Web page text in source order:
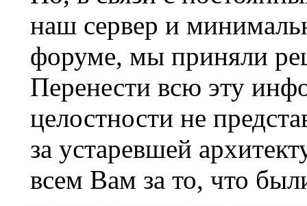
наш сервер и
форуме, мы приняли
Перенести всю эту
целостности не
за устаревшей
всем Вам за то, что